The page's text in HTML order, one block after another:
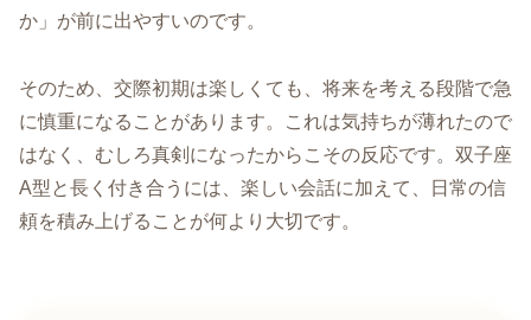
か」が前に出やすいのです。
そのため、交際初期は楽しくても、将来を考える段階で急
に慎重になることがあります。これは気持ちが薄れたので
はなく、むしろ真剣になったからこその反応です。双子座
A型と長く付き合うには、楽しい会話に加えて、日常の信
頼を積み上げることが何より大切です。